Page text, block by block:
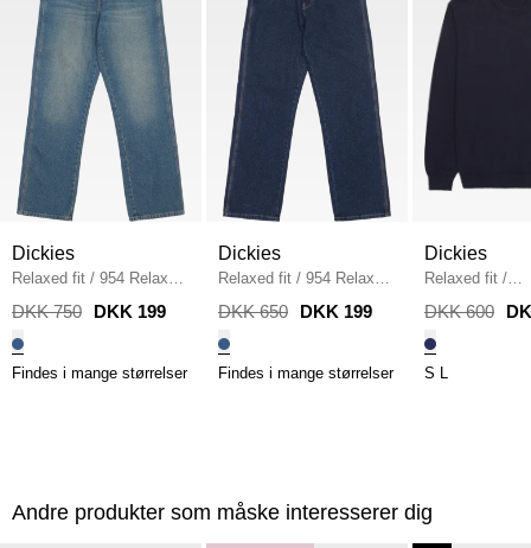
Dickies
Relaxed fit / 954 Relaxed
Jeans / DENIM
DKK 750 DKK 199
Findes i mange størrelser
Dickies
Relaxed fit / 954 Relaxed
Jeans / DENIM
DKK 650 DKK 199
Findes i mange størrelser
Dickies
Relaxed fit /
Summderdale
DKK 600
S
Andre produkter som måske interesserer dig